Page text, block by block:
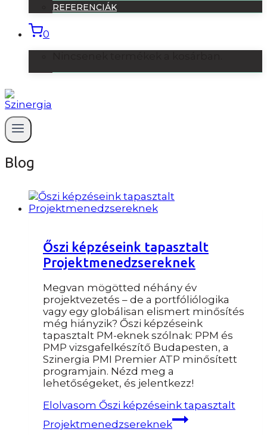
REFERENCIÁK
0
Blog
Őszi képzéseink tapasztalt
Projektmenedzsereknek
Megvan mögötted néhány év
projektvezetés – de a portfóliólogika
vagy egy globálisan elismert minősítés
még hiányzik? Őszi képzéseink
tapasztalt PM-eknek szólnak: PPM és
PMP vizsgafelkészítő Budapesten, a
Szinergia PMI Premier ATP minősített
programjain. Nézd meg a
lehetőségeket, és jelentkezz!
Elolvasom Őszi képzéseink tapasztalt
Projektmenedzsereknek